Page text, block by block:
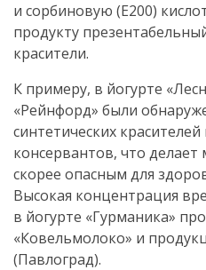
и сорбиновую (Е200)
продукту
красители.
К примеру, в йогурте
«Рейнфорд» были
синтетических
консервантов, что
скорее опасным для
Высокая концентрация
в йогурте «Гурманика»
«Ковельмолоко» и
(Павлоград).